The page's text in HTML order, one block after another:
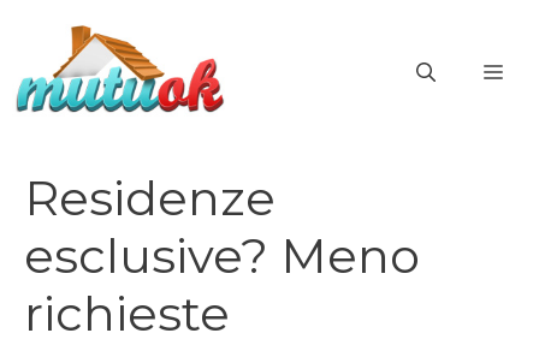
contenuto
Residenze
esclusive? Meno
richieste